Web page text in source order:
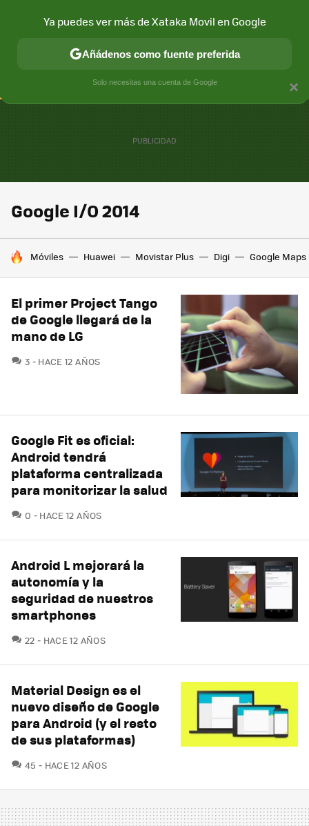
CONECTIVIDAD MÓVIL Y SOCIEDAD APLICACIONES
Google I/O 2014
HOY SE HABLA DE
Móviles Huawei Movistar Plus Digi Google Maps
El primer Project Tango
de Google llegará de la
mano de LG
3 COMENTARIOS
HACE 12 AÑOS
Google Fit es oficial:
Android tendrá
plataforma centralizada
para monitorizar la salud
0 COMENTARIOS
HACE 12 AÑOS
Android L mejorará la
autonomía y la
seguridad de nuestros
smartphones
22 COMENTARIOS
HACE 12 AÑOS
Material Design es el
nuevo diseño de Google
para Android (y el resto
de sus plataformas)
45 COMENTARIOS
HACE 12 AÑOS
×
Ya puedes ver más de Xataka Movil en Google
Añádenos como fuente preferida
Solo necesitas una cuenta de Google